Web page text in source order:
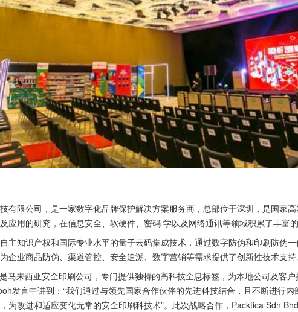
有限公司，是一家数字化品牌保护解决方案服务商，总部位于深圳，是国家
应用的研究，在信息安全、软硬件、密码 学以及网络通讯等领域积累了丰富的
主知识产权和国际专业水平的量子云码集成技术，通过数字防伪和印刷防伪
企业商品防伪、渠道管控、安全追溯、数字营销等需求提供了创新性技术支持
马来西亚安全印刷公司，专门提供独特的高科技全息标签，为本地公司及客
发言中讲到：“我们通过与领先国家合作伙伴的先进科技结合，且不断进行
为改进和适应变化无常的安全印刷科技术”。此次战略合作，Packtica Sdn